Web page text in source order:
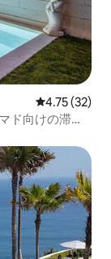
レビュー32
4.75 (32)
ド向けの滞在